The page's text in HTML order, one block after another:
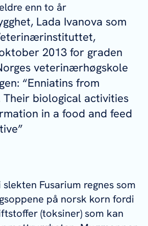
enn to år
Lada Ivanova som
2013 for graden
veterinærhøgskole
“Enniatins from
Their biological activities
in a food and feed
slekten Fusarium regnes som
på norsk korn fordi
(toksiner) som kan